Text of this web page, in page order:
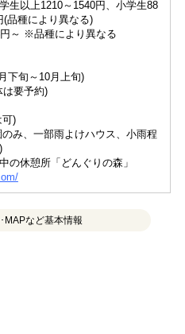
生以上1210～1540円、小学生88
(品種により異なる)
～ ※品種により異なる
下旬～10月上旬)
は要予約)
可)
み、一部雨よけハウス、小雨程
の休憩所「どんぐりの森」
MAPなど基本情報